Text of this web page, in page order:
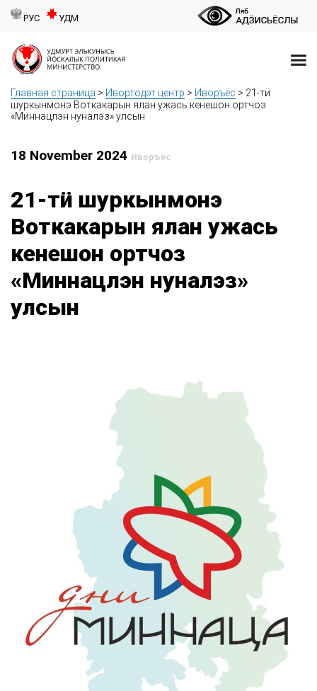
РУС УДМ
Главная страница > Ивортодэт центр > Иворъёс > 21-тӥ
шуркынмонэ Воткакарын ялан ужась кенешон ортчоз
«Миннацлэн нуналэз» улсын
18 November 2024 Иворъёс
21-тӥ шуркынмонэ
Воткакарын ялан ужась
кенешон ортчоз
«Миннацлэн нуналэз»
улсын